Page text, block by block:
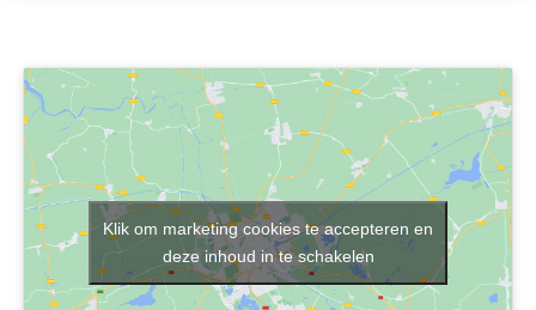
Klik om marketing cookies te accepteren en
deze inhoud in te schakelen